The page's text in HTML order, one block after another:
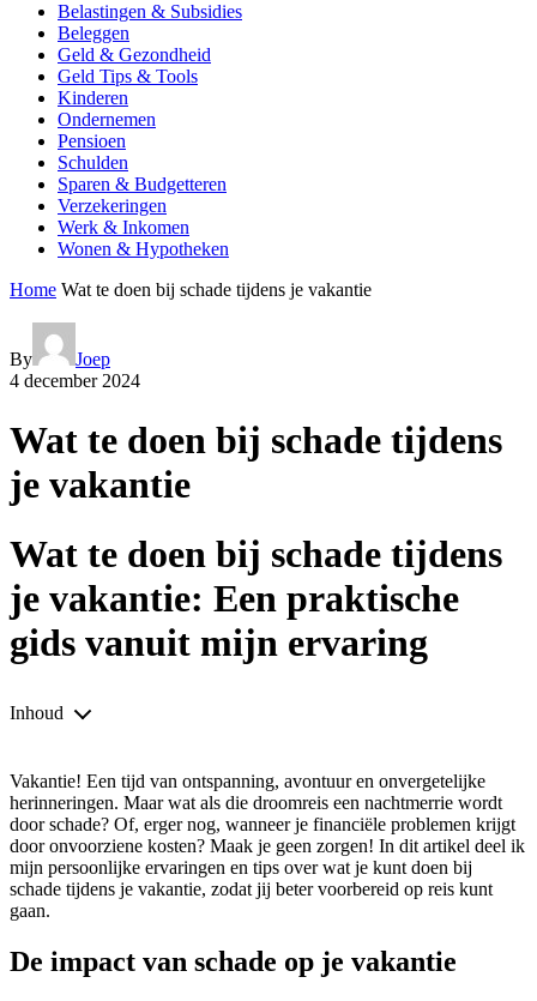
Belastingen & Subsidies
Beleggen
Geld & Gezondheid
Geld Tips & Tools
Kinderen
Ondernemen
Pensioen
Schulden
Sparen & Budgetteren
Verzekeringen
Werk & Inkomen
Wonen & Hypotheken
Home Wat te doen bij schade tijdens je vakantie
By
Joep
4 december 2024
Wat te doen bij schade tijdens
je vakantie
Wat te doen bij schade tijdens
je vakantie: Een praktische
gids vanuit mijn ervaring
Inhoud
Vakantie! Een tijd van ontspanning, avontuur en onvergetelijke
herinneringen. Maar wat als die droomreis een nachtmerrie wordt
door schade? Of, erger nog, wanneer je financiële problemen krijgt
door onvoorziene kosten? Maak je geen zorgen! In dit artikel deel ik
mijn persoonlijke ervaringen en tips over wat je kunt doen bij
schade tijdens je vakantie, zodat jij beter voorbereid op reis kunt
gaan.
De impact van schade op je vakantie